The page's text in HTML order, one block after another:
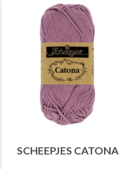
SCHEEPJES CATONA